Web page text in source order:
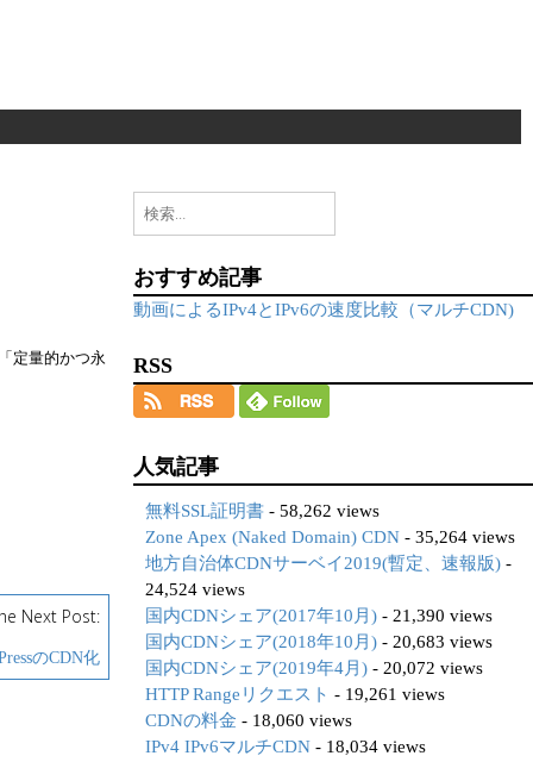
定量的かつ永
Next Post:
のCDN化
検
おすすめ記事
動画によるIPv4とIPv6の速度比較（マルチCDN)
RSS
人気記事
無料SSL証明書 - 58,262 views
Zone Apex (Naked Domain) CDN - 35,264 views
地方自治体CDNサーベイ2019(暫定、速報版) -
24,524 views
国内CDNシェア(2017年10月) - 21,390 views
国内CDNシェア(2018年10月) - 20,683 views
国内CDNシェア(2019年4月) - 20,072 views
HTTP Rangeリクエスト - 19,261 views
CDNの料金 - 18,060 views
IPv4 IPv6マルチCDN - 18,034 views